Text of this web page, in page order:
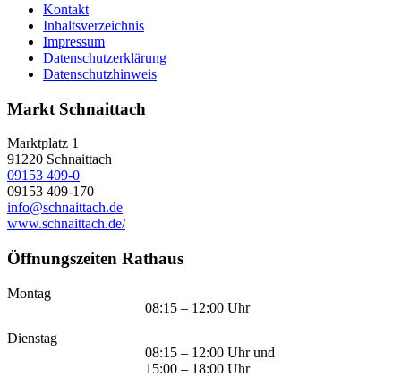
Kontakt
Inhaltsverzeichnis
Impressum
Datenschutzerklärung
Datenschutzhinweis
Markt Schnaittach
Marktplatz 1
91220 Schnaittach
09153 409-0
09153 409-170
info@schnaittach.de
www.schnaittach.de/
Öffnungszeiten Rathaus
Montag
08:15 – 12:00 Uhr
Dienstag
08:15 – 12:00 Uhr und
15:00 – 18:00 Uhr